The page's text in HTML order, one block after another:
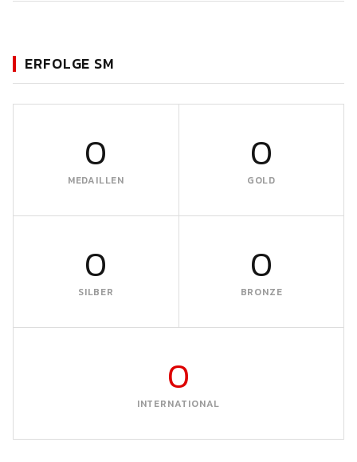
ERFOLGE SM
0
MEDAILLEN
0
GOLD
0
SILBER
0
BRONZE
0
INTERNATIONAL